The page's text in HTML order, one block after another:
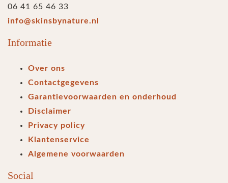
06 41 65 46 33
info@skinsbynature.nl
Informatie
Over ons
Contactgegevens
Garantievoorwaarden en onderhoud
Disclaimer
Privacy policy
Klantenservice
Algemene voorwaarden
Social